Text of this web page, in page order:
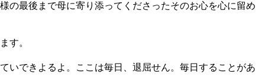
の最後まで母に寄り添ってくださったそのお心を心に留め
す。
いできよるよ。ここは毎日、退屈せん。毎日することがあ